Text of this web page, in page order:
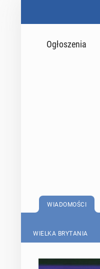
Ogłoszenia
WIADOMOŚCI
WIELKA BRYTANIA